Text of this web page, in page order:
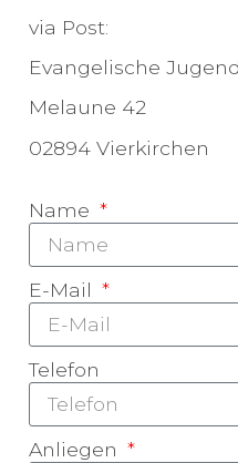
via Post:
Evangelische
Melaune 42
02894 Vierkirchen
Name
E-Mail
Telefon
Anliegen